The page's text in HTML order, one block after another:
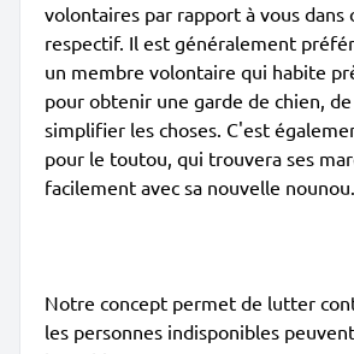
volontaires par rapport à vous dans
respectif. Il est généralement
un membre volontaire qui habite
pour obtenir une garde de chien,
simplifier les choses. C'est
pour le toutou, qui trouvera ses
facilement avec sa nouvelle nounou.
Notre concept permet de lutter
les personnes indisponibles